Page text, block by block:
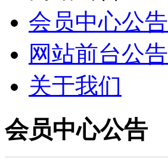
会员中心公告
网站前台公告
关于我们
会员中心公告